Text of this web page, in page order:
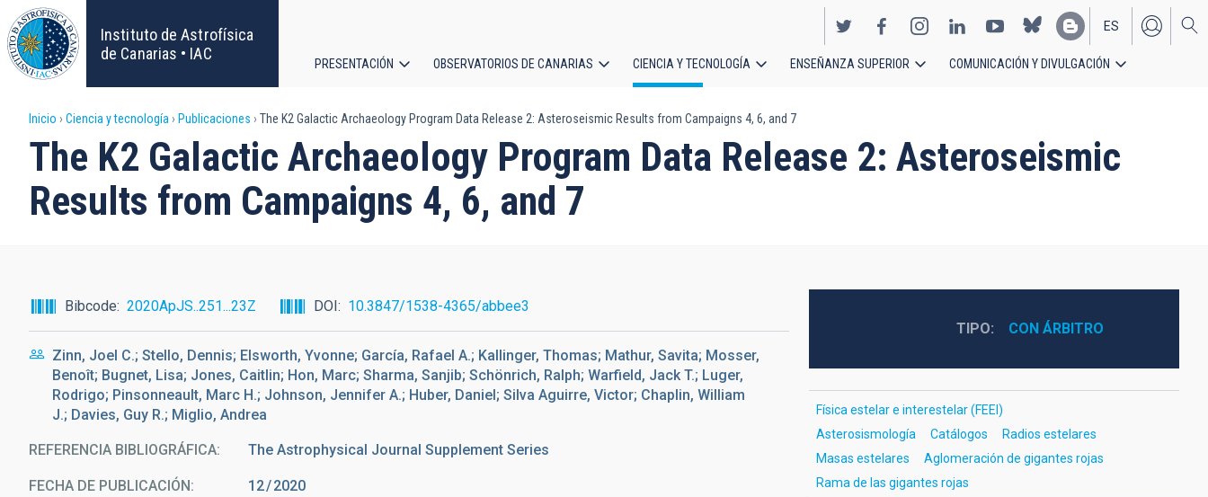
Pasar
al
contenido
principal
Instituto de Astrofísica
de Canarias • IAC
EN
ES
principal
PRESENTACIÓN OBSERVATORIOS DE CANARIAS CIENCIA Y TECNOLOGÍA ENSEÑANZA SUPERIOR COMUNICACIÓN Y DIVULGACIÓN
Sobrescribir
enlaces
de
a
la
navegación
Inicio Ciencia y tecnología Publicaciones The K2 Galactic Archaeology Program Data Release 2: Asteroseismic Results from Campaigns 4, 6, and 7
The K2 Galactic Archaeology Program Data Release 2: Asteroseismic
Results from Campaigns 4, 6, and 7
Bibcode 2020ApJS..251...23Z DOI 10.3847/1538-4365/abbee3
Zinn, Joel C.; Stello, Dennis; Elsworth, Yvonne; García, Rafael A.; Kallinger, Thomas; Mathur, Savita; Mosser,
Benoît; Bugnet, Lisa; Jones, Caitlin; Hon, Marc; Sharma, Sanjib; Schönrich, Ralph; Warfield, Jack T.; Luger,
Rodrigo; Pinsonneault, Marc H.; Johnson, Jennifer A.; Huber, Daniel; Silva Aguirre, Victor; Chaplin, William
J.; Davies, Guy R.; Miglio, Andrea
REFERENCIA BIBLIOGRÁFICA The Astrophysical Journal Supplement Series
FECHA DE PUBLICACIÓN: 12 2020
TIPO CON ÁRBITRO
Física estelar e interestelar (FEEI)
Asterosismología
Catálogos
Radios estelares
Masas estelares
Aglomeración de gigantes rojas
Rama de las gigantes rojas